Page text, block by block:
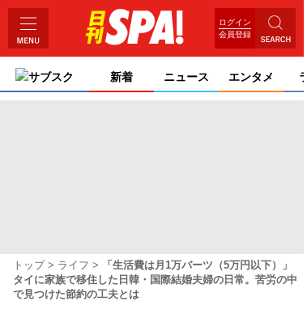
ログイン
会員登録
サブスク 新着 ニュース エンタメ
トップ ライフ
「生活費は月1万バーツ（5万円以下）」
タイに家族で移住した日韓・国際結婚夫婦の日常。苦労の中
で見つけた節約の工夫とは